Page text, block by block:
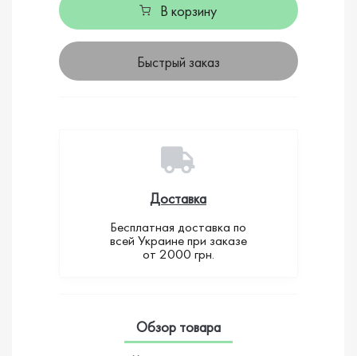
В корзину
Быстрый заказ
Доставка
Бесплатная доставка по
всей Украине при заказе
от 2000 грн.
Обзор товара